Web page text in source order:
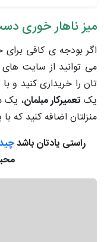
میز ناهار خوری
اگر بودجه ی کافی برای
می ‌توانید از سایت
تان را خریداری کنید
یک تعمیرکار مبلمان، یک
منزلتان اضافه کنید که
راستی یادتان باشد